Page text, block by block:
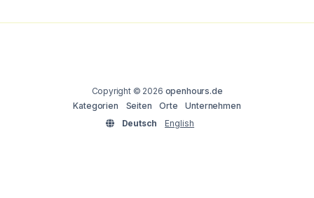
Copyright © 2026 openhours.de
Kategorien
Seiten Orte
Unternehmen
Deutsch
English